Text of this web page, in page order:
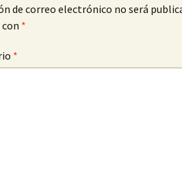
de correo electrónico no será
*
*